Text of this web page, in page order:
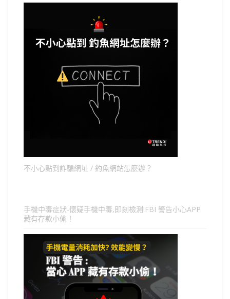
不小心點到詐騙網址 / 釣魚網站怎麼辦？
手機中毒症狀-懷疑手機中毒,即刻檢測!FBI 警告小心APP
藏有存款小偷！